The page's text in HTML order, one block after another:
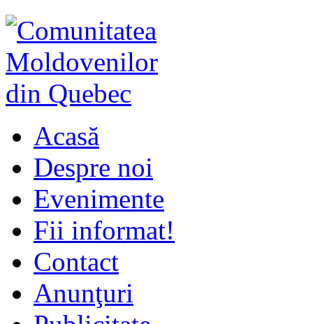
Acasă
Despre noi
Evenimente
Fii informat!
Contact
Anunţuri